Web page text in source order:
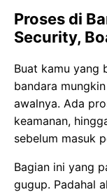
Proses di
Security,
Buat kamu yang
bandara
awalnya. Ada
keamanan,
sebelum masuk
Bagian ini yang
gugup. Padahal